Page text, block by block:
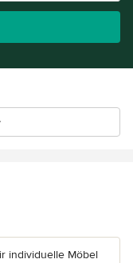
individuelle Möbel